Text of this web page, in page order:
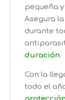
pequeña
Asegura
durante
duración.
Con la
todo el